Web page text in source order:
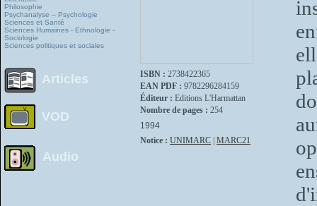
Philosophie
Psychanalyse – Psychologie
Sciences et Santé
Sciences Humaines - Ethnologie -
Sociologie
Sciences politiques et sociales
Articles
VOD
Audio
ISBN : 2738422365
EAN PDF : 9782296284159
Éditeur : Editions L'Harmattan
Nombre de pages : 254
1994
Notice : UNIMARC MARC21